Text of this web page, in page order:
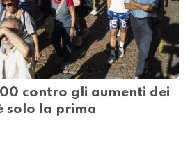
contro gli aumenti dei
solo la prima